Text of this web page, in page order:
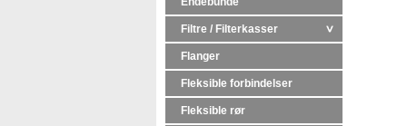
Filtre / Filterkasser
Flanger
Fleksible forbindelser
Fleksible rør